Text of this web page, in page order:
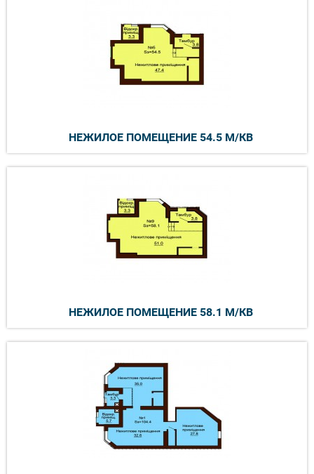
НЕЖИЛОЕ ПОМЕЩЕНИЕ 54.5 М/КВ
НЕЖИЛОЕ ПОМЕЩЕНИЕ 58.1 М/КВ